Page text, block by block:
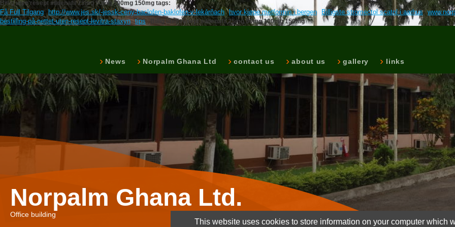
Billig uten resept sildenafil 25mg 50mg 100mg 150mg tags:
Få Full Tilgang http://www.jes.sk/-jessk-ceny-baclofen-baklofen-v-lekárňach hvor kjøpe metformin i bergen Billigste stromectol scatol i aarhus
bestilling-på-nettet-uten-resept-levitra-staxyn tips Billig uten resept sildenafil 25mg 50mg 100mg 150mg
News Norpalm Ghana Ltd contact us about us gallery links
Norpalm Ghana Ltd.
Office building
This website uses cookies to store information on your computer which